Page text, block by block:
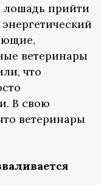
лошадь прийти
ветеринары
что
В свою
ветеринары